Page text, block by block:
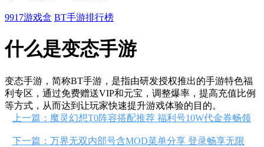
9917游戏盒 BT手游排行榜
什么是变态手游
变态手游，简称BT手游，是指由研发授权推出的手游特色福
利专区，通过免费赠送VIP和元宝，调整爆率，提高充值比例
等方式，从而达到让玩家快速提升游戏体验的目的。
上一篇：魔灵幻想T0阵容搭配推荐 福利号10W代金券畅领
下一篇：万界无双内部号含MOD菜单分享 登录畅享无限